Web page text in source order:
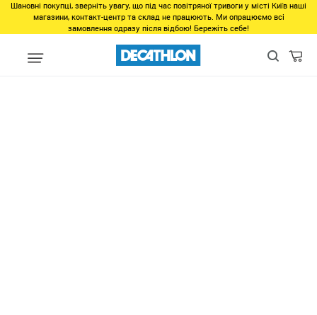
Шановні покупці, зверніть увагу, що під час повітряної тривоги у місті Київ наші
магазини, контакт-центр та склад не працюють. Ми опрацюємо всі
замовлення одразу після відбою! Бережіть себе!
Аксессуары Перчатки, головные уборы, баффы Перчатки